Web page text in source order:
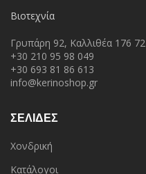
Βιοτεχνία
Γρυπάρη 92, Καλλιθέα 176 72
+30 210 95 98 049
+30 693 81 86 613
info@kerinoshop.gr
ΣΕΛΙΔΕΣ
Χονδρική
Κατάλογοι